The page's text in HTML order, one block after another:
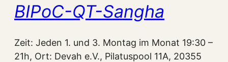
BIPoC-QT-Sangha
Zeit: Jeden 1. und 3. Montag im Monat 19:30 –
21h, Ort: Devah e.V., Pilatuspool 11A, 20355